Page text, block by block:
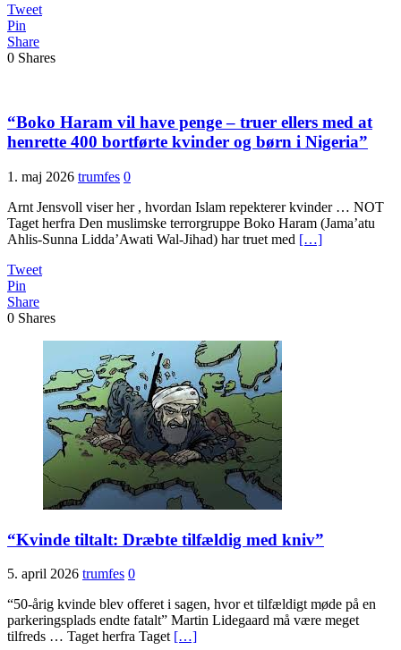
Tweet
Pin
Share
0 Shares
“Boko Haram vil have penge – truer ellers med at
henrette 400 bortførte kvinder og børn i Nigeria”
1. maj 2026 trumfes 0
Arnt Jensvoll viser her , hvordan Islam repekterer kvinder … NOT
Taget herfra Den muslimske terrorgruppe Boko Haram (Jama’atu
Ahlis-Sunna Lidda’Awati Wal-Jihad) har truet med […]
Tweet
Pin
Share
0 Shares
“Kvinde tiltalt: Dræbte tilfældig med kniv”
5. april 2026 trumfes 0
“50-årig kvinde blev offeret i sagen, hvor et tilfældigt møde på en
parkeringsplads endte fatalt” Martin Lidegaard må være meget
tilfreds … Taget herfra Taget […]